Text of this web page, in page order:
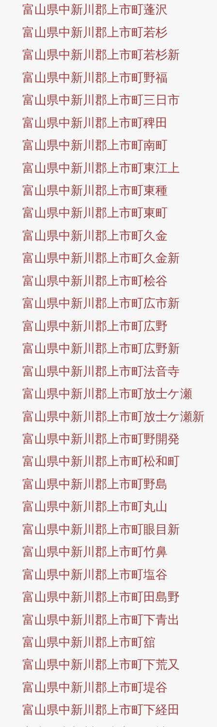
富山県中新川郡上市町蓬沢
富山県中新川郡上市町若杉
富山県中新川郡上市町若杉新
富山県中新川郡上市町野福
富山県中新川郡上市町三日市
富山県中新川郡上市町稗田
富山県中新川郡上市町南町
富山県中新川郡上市町東江上
富山県中新川郡上市町東種
富山県中新川郡上市町東町
富山県中新川郡上市町久金
富山県中新川郡上市町久金新
富山県中新川郡上市町桧谷
富山県中新川郡上市町広市新
富山県中新川郡上市町広野
富山県中新川郡上市町広野新
富山県中新川郡上市町法音寺
富山県中新川郡上市町放士ケ瀬
富山県中新川郡上市町放士ケ瀬新
富山県中新川郡上市町野開発
富山県中新川郡上市町松和町
富山県中新川郡上市町野島
富山県中新川郡上市町丸山
富山県中新川郡上市町眼目新
富山県中新川郡上市町竹鼻
富山県中新川郡上市町塩谷
富山県中新川郡上市町田島野
富山県中新川郡上市町下青出
富山県中新川郡上市町舘
富山県中新川郡上市町下荒又
富山県中新川郡上市町堤谷
富山県中新川郡上市町下経田